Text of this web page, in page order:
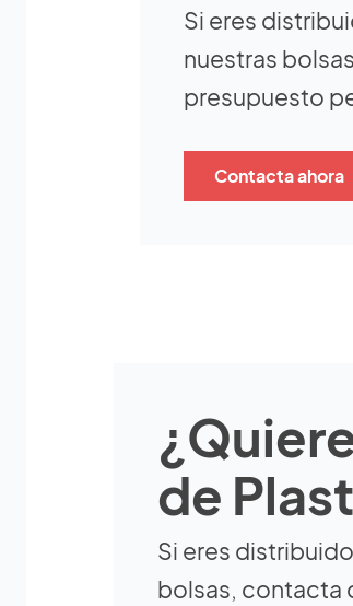
Si eres
nuestras
presupuesto
Contacta ahora
de
Si eres
bolsas, contacta